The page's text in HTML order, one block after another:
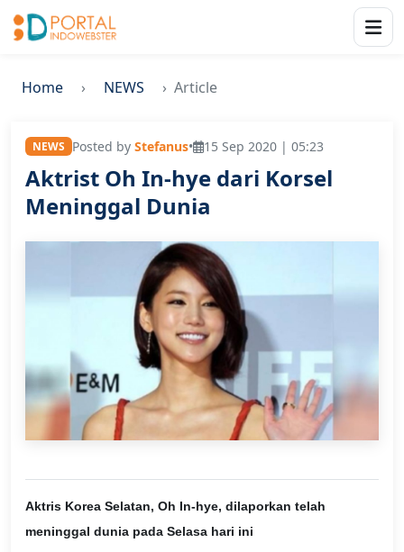
Home NEWS Article
NEWS Posted by Stefanus• 15 Sep 2020 | 05:23
Aktrist Oh In-hye dari Korsel
Meninggal Dunia
Aktris Korea Selatan, Oh In-hye, dilaporkan telah
meninggal dunia pada Selasa hari ini